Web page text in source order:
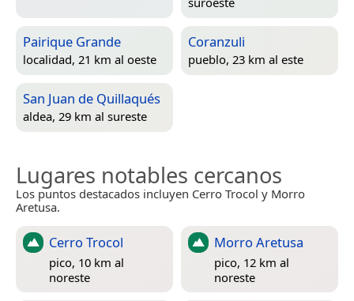
Pairique Grande
localidad, 21 km al oeste
Coranzuli
pueblo, 23 km al este
San Juan de Quillaqués
aldea, 29 km al sureste
Lugares notables cercanos
Los puntos destacados incluyen Cerro Trocol y Morro
Aretusa.
Cerro Trocol
pico, 10 km al
noreste
Morro Aretusa
pico, 12 km al
noreste